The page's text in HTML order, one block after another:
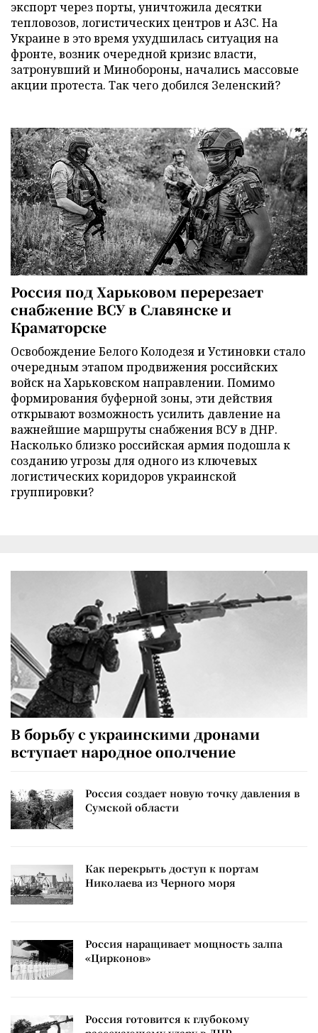
экспорт через порты, уничтожила десятки
тепловозов, логистических центров и АЗС. На
Украине в это время ухудшилась ситуация на
фронте, возник очередной кризис власти,
затронувший и Минобороны, начались массовые
акции протеста. Так чего добился Зеленский?
Россия под Харьковом перерезает
снабжение ВСУ в Славянске и
Краматорске
Освобождение Белого Колодезя и Устиновки стало
очередным этапом продвижения российских
войск на Харьковском направлении. Помимо
формирования буферной зоны, эти действия
открывают возможность усилить давление на
важнейшие маршруты снабжения ВСУ в ДНР.
Насколько близко российская армия подошла к
созданию угрозы для одного из ключевых
логистических коридоров украинской
группировки?
В борьбу с украинскими дронами
вступает народное ополчение
Россия создает новую точку давления в
Сумской области
Как перекрыть доступ к портам
Николаева из Черного моря
Россия наращивает мощность залпа
«Цирконов»
Россия готовится к глубокому